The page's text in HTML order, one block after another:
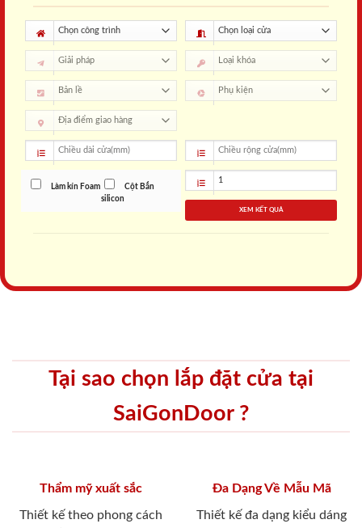
Làm kín Foam
Cột Bắn
silicon
XEM KẾT QUẢ
Tại sao chọn lắp đặt cửa tại
SaiGonDoor ?
Thẩm mỹ xuất sắc
Thiết kế theo phong cách
Đa Dạng Về Mẫu Mã
Thiết kế đa dạng kiểu dáng